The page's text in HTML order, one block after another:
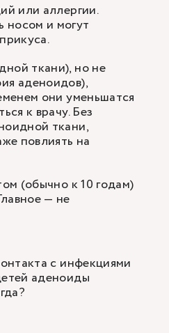
или аллергии.
и могут
ткани), но не
аденоидов),
они уменьшатся
к врачу. Без
ткани,
повлиять на
(обычно к 10 годам)
— не
с инфекциями
аденоиды